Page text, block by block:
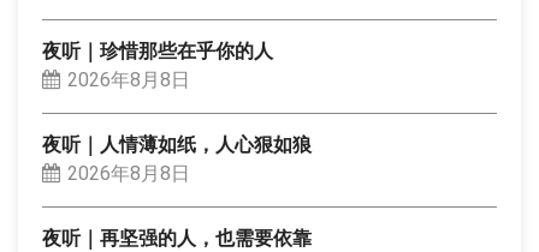
夜听｜珍惜那些在乎你的人
2026年8月8日
夜听｜人情薄如纸，人心狠如狼
2026年8月8日
夜听｜再坚强的人，也需要依靠